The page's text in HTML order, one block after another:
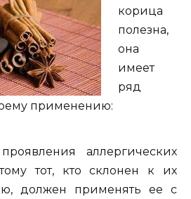
корица
полезна,
она
имеет
ряд
применению:
аллергических
тот, кто склонен к их
должен применять ее с